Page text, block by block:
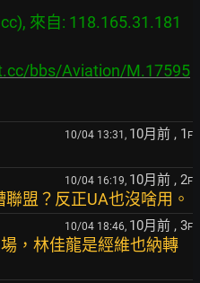
來自: 118.165.31.181
bbs/Aviation/M.17595
10/04 13:31, 10月前 , 1 F
10/04 16:19, 10月前 , 2F
盟？反正UA也沒啥用。
10/04 18:46, 10月前 , 3F
，林佳龍是經維也納轉